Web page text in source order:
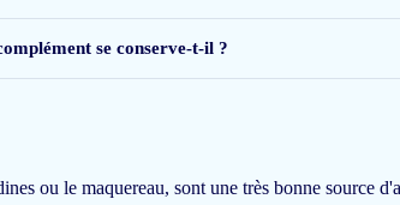
se conserve-t-il ?
ou le maquereau, sont une très bonne source